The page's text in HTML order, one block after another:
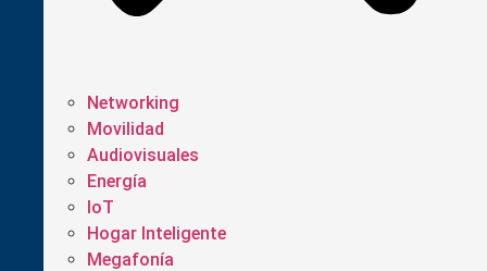
Networking
Movilidad
Audiovisuales
Energía
IoT
Hogar Inteligente
Megafonía